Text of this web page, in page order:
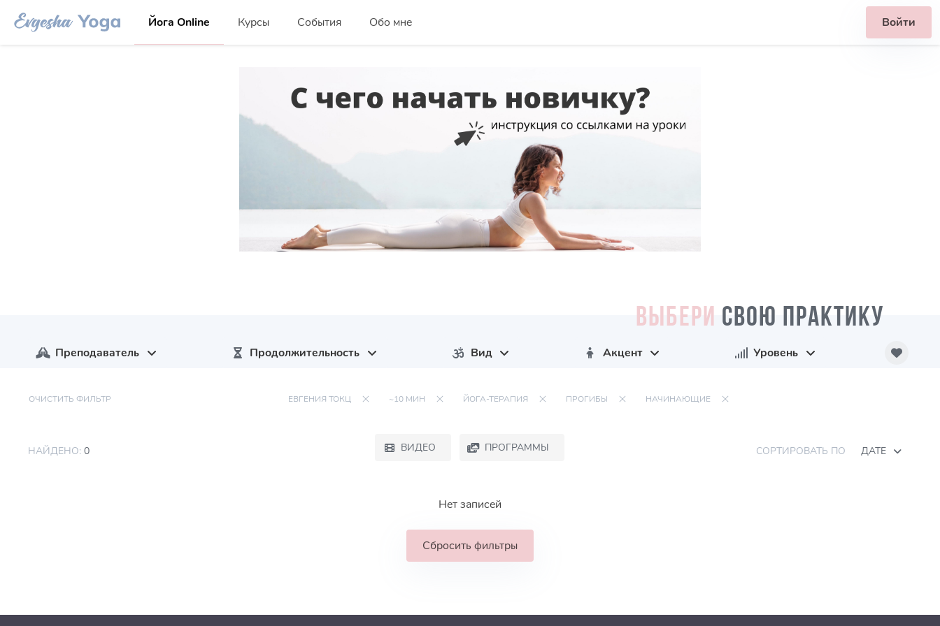
Йога Online Курсы События Обо мне Войти
ВЫБЕРИ СВОЮ ПРАКТИКУ
Преподаватель Продолжительность Вид Акцент Уровень
ОЧИСТИТЬ ФИЛЬТР ЕВГЕНИЯ ТОКЦ ~10 МИН ЙОГА-ТЕРАПИЯ ПРОГИБЫ НАЧИНАЮЩИЕ
НАЙДЕНО: 0 ВИДЕО ПРОГРАММЫ СОРТИРОВАТЬ ПО ДАТЕ
Нет записей
Сбросить фильтры